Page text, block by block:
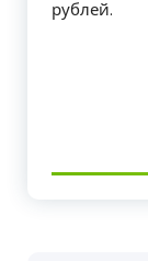
рублей.